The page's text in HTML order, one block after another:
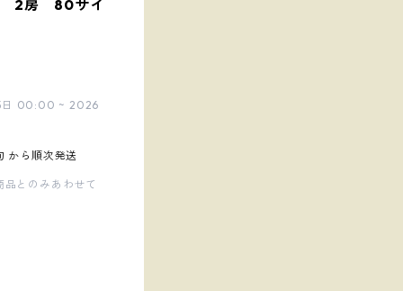
2房 80サイ
日 00:00 ~ 2026
から順次発送
とのみあわせて